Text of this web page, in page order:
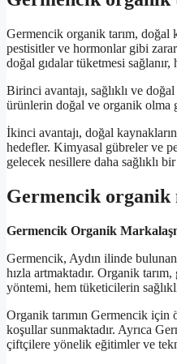
Germencik organik tarım, doğal
pestisitler ve hormonlar gibi
doğal gıdalar tüketmesi
Birinci avantajı, sağlıklı ve
ürünlerin doğal ve organik olma
İkinci avantajı, doğal
hedefler. Kimyasal gübreler ve
gelecek nesillere daha sağlıklı
Germencik organik
Germencik Organik
Germencik, Aydın ilinde
hızla artmaktadır. Organik
yöntemi, hem tüketicilerin
Organik tarımın Germencik
koşullar sunmaktadır. Ayrıca
çiftçilere yönelik eğitimler ve